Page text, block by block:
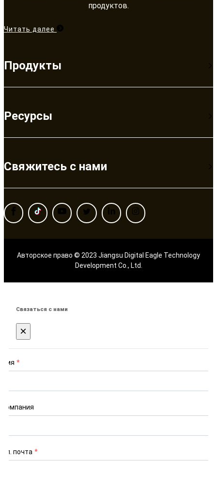
продуктов.​​​​​​​
Читать далее
Продукты
Ресурсы
Свяжитесь с нами
Авторское право © 2023 Jiangsu Digital Eagle Technology
Development Co., Ltd.
Связаться с нами
×
Имя *
Компания
Эл. почта *